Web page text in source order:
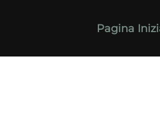
Pagina